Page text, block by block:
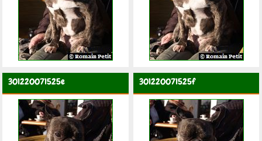
301220071525e 301220071525f